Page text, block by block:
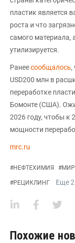
пластик является
роста и что
самого материала,
утилизируется.
Ранеесообщалось,
USD200 млн в
переработке
Бомонте (США).
2026 году, чтобы к
мощности
mrc.ru
#НЕФТЕХИМИЯ #МИР
#РЕЦИКЛИНГ Еще2
Похожие